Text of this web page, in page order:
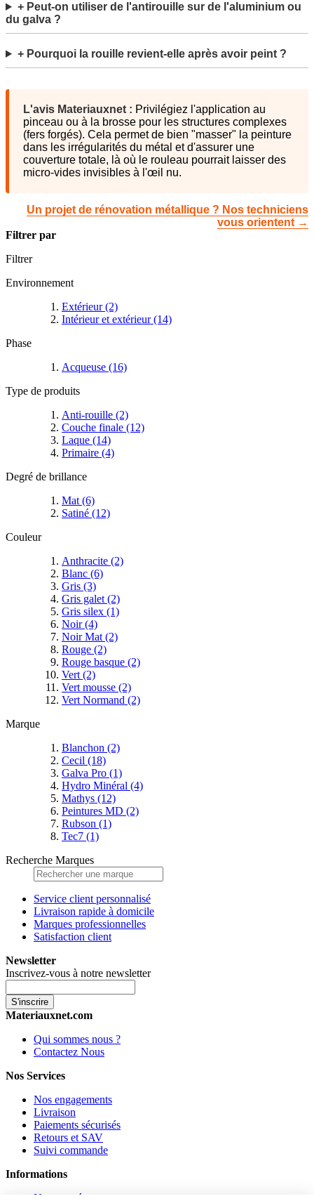
+ Peut-on utiliser de l'antirouille sur de l'aluminium ou
du galva ?
+ Pourquoi la rouille revient-elle après avoir peint ?
L'avis Materiauxnet : Privilégiez l'application au
pinceau ou à la brosse pour les structures complexes
(fers forgés). Cela permet de bien "masser" la peinture
dans les irrégularités du métal et d'assurer une
couverture totale, là où le rouleau pourrait laisser des
micro-vides invisibles à l'œil nu.
Un projet de rénovation métallique ? Nos techniciens
vous orientent →
Filtrer par
Filtrer
Environnement
Extérieur(2)
Intérieur et extérieur(14)
Phase
Acqueuse (16)
Type de produits
Anti-rouille (2)
Couche finale (12)
Laque (14)
Primaire (4)
Degré de brillance
Mat (6)
Satiné (12)
Couleur
Anthracite (2)
Blanc (6)
Gris (3)
Gris galet (2)
Gris silex (1)
Noir(4)
Noir Mat (2)
Rouge (2)
Rouge basque (2)
Vert (2)
Vert mousse (2)
Vert Normand (2)
Marque
Blanchon (2)
Cecil (18)
Galva Pro (1)
Hydro Minéral (4)
Mathys (12)
Peintures MD (2)
Rubson (1)
Tec7 (1)
Recherche Marques
Service client personnalisé
Livraison rapide à domicile
Marques professionnelles
Satisfaction client
Newsletter
Inscrivez-vous à notre newsletter
S'inscrire
Materiauxnet.com
Qui sommes nous ?
Contactez Nous
Nos Services
Nos engagements
Livraison
Paiements sécurisés
Retours et SAV
Suivi commande
Informations
Nouveautés